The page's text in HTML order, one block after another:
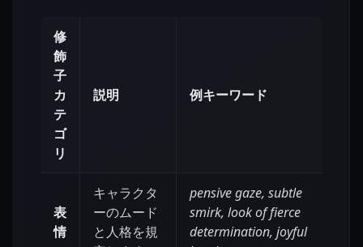
修
飾
子
カ
テ
ゴ
リ
説明 例キーワード
表
情
キャラクタ
ーのムード
と人格を規
pensive gaze, subtle
smirk, look of fierce
determination, joyful